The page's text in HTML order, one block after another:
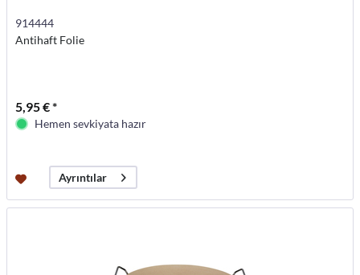
914444
Antihaft Folie
5,95 € *
Hemen sevkiyata hazır
Ayrıntılar